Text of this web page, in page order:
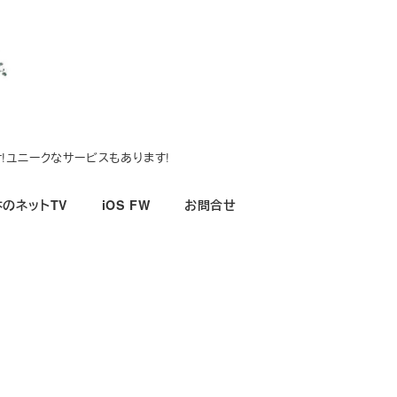
ニークなサービスもあります!
ネットTV iOS FW お問合せ